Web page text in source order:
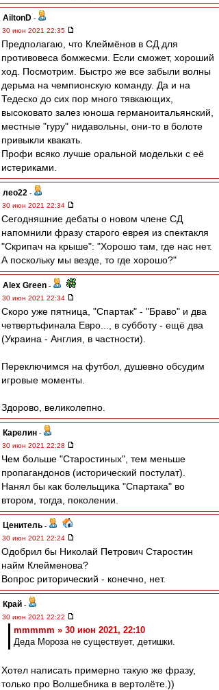
AiltonD -
30 июн 2021 22:35
Предполагаю, что Клеймёнов в СД для
противовеса бомжесми. Если сможет, хороший
ход. Посмотрим. Быстро же все забыли волны
дерьма на чемпионскую команду. Да и на
Тедеско до сих пор много тявкающих,
высоковато залез юноша германоитальянский,
местные "гуру" нидавольны, они-то в болоте
привыкли квакать.
Профи всяко лучше оральной модельки с её
истериками.
лео22 -
30 июн 2021 22:34
Сегодняшние дебаты о новом члене СД
напомнили фразу старого еврея из спектакля
"Скрипач на крыше": "Хорошо там, где нас нет.
А поскольку мы везде, то где хорошо?"
Alex Green -
30 июн 2021 22:34
Скоро уже пятница, "Спартак" - "Браво" и два
четвертьфинала Евро..., в субботу - ещё два
(Украина - Англия, в частности).
Переключимся на футбол, душевно обсудим
игровые моменты.
Здорово, великолепно.
Карелин -
30 июн 2021 22:28
Чем больше "Старостиных", тем меньше
пропагандонов (исторический постулат).
Нанял бы как болельщика "Спартака" во
втором, тогда, поколении.
Ценитель -
30 июн 2021 22:24
Одобрил бы Николай Петрович Старостин
найм Клейменова?
Вопрос риторический - конечно, нет.
Край -
30 июн 2021 22:22
mmmmm » 30 июн 2021, 22:10
Деда Мороза не существует, детишки.
Хотел написать примерно такую же фразу,
только про Волшебника в вертолёте.))